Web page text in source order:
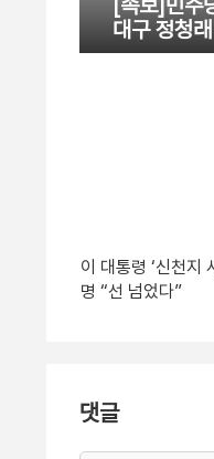
[속보]민주
대구 정청
이 대통령 ‘신천지
명 “선 넘었다”
댓글